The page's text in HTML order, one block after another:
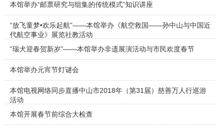
本馆举办“邮票研究与组集的传统模式”知识讲座
“放飞童梦•欢乐起航”——本馆举办《航空救国——孙中山与中国近
代航空事业》展览社教活动
“瑞犬迎春贺新岁”——本馆举办非遗展演活动与市民欢度春节
本馆举办元宵节灯谜会
本馆电视网络同步直播中山市2018年（第31届）慈善万人行巡游
活动
本馆开展春节前综合大检查